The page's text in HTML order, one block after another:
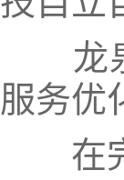
龙泉
服务优
在完